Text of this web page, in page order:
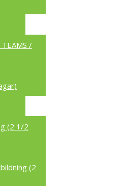
/
(2 1/2
(2